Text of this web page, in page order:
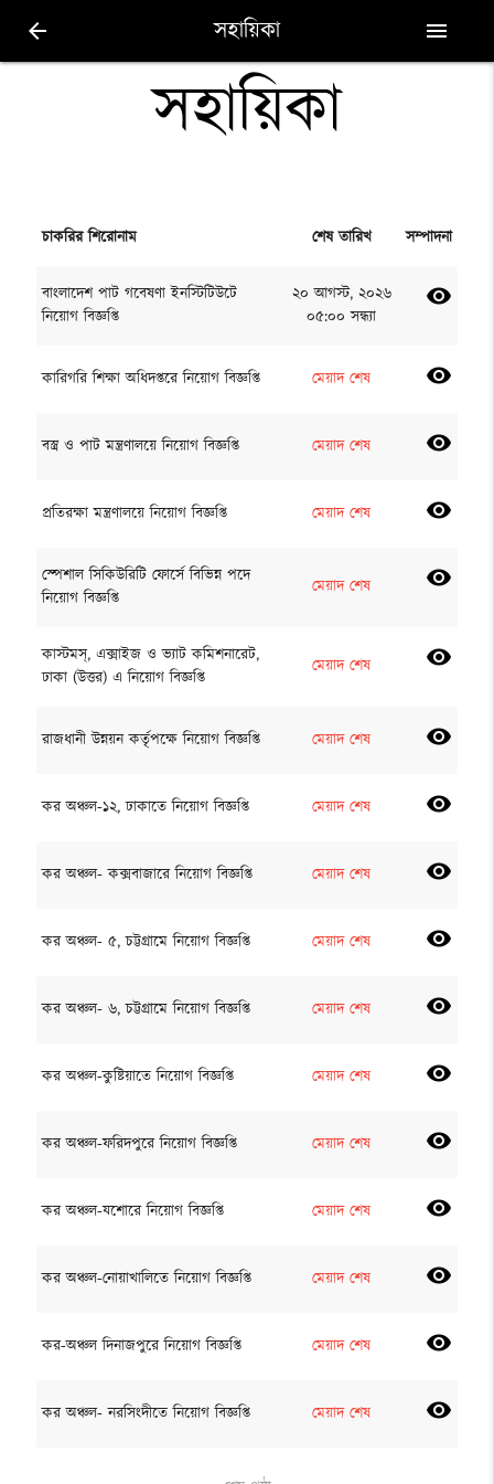
arrow_back সহায়িকা menu
সহায়িকা
চাকরির শিরোনাম শেষ তারিখ সম্পাদনা
বাংলাদেশ পাট গবেষণা ইনস্টিটিউটে
নিয়োগ বিজ্ঞপ্তি
২০ আগস্ট, ২০২৬
০৫:০০ সন্ধ্যা
visibility
কারিগরি শিক্ষা অধিদপ্তরে নিয়োগ বিজ্ঞপ্তি মেয়াদ শেষ visibility
বস্ত্র ও পাট মন্ত্রণালয়ে নিয়োগ বিজ্ঞপ্তি মেয়াদ শেষ visibility
প্রতিরক্ষা মন্ত্রণালয়ে নিয়োগ বিজ্ঞপ্তি মেয়াদ শেষ visibility
স্পেশাল সিকিউরিটি ফোর্সে বিভিন্ন পদে
নিয়োগ বিজ্ঞপ্তি
মেয়াদ শেষ visibility
কাস্টমস্, এক্সাইজ ও ভ্যাট কমিশনারেট,
ঢাকা (উত্তর) এ নিয়োগ বিজ্ঞপ্তি
মেয়াদ শেষ visibility
রাজধানী উন্নয়ন কর্তৃপক্ষে নিয়োগ বিজ্ঞপ্তি মেয়াদ শেষ visibility
কর অঞ্চল-১২, ঢাকাতে নিয়োগ বিজ্ঞপ্তি মেয়াদ শেষ visibility
কর অঞ্চল- কক্সবাজারে নিয়োগ বিজ্ঞপ্তি মেয়াদ শেষ visibility
কর অঞ্চল- ৫, চট্টগ্রামে নিয়োগ বিজ্ঞপ্তি মেয়াদ শেষ visibility
কর অঞ্চল- ৬, চট্টগ্রামে নিয়োগ বিজ্ঞপ্তি মেয়াদ শেষ visibility
কর অঞ্চল-কুষ্টিয়াতে নিয়োগ বিজ্ঞপ্তি মেয়াদ শেষ visibility
কর অঞ্চল-ফরিদপুরে নিয়োগ বিজ্ঞপ্তি মেয়াদ শেষ visibility
কর অঞ্চল-যশোরে নিয়োগ বিজ্ঞপ্তি মেয়াদ শেষ visibility
কর অঞ্চল-নোয়াখালিতে নিয়োগ বিজ্ঞপ্তি মেয়াদ শেষ visibility
কর-অঞ্চল দিনাজপুরে নিয়োগ বিজ্ঞপ্তি মেয়াদ শেষ visibility
কর অঞ্চল- নরসিংদীতে নিয়োগ বিজ্ঞপ্তি মেয়াদ শেষ visibility